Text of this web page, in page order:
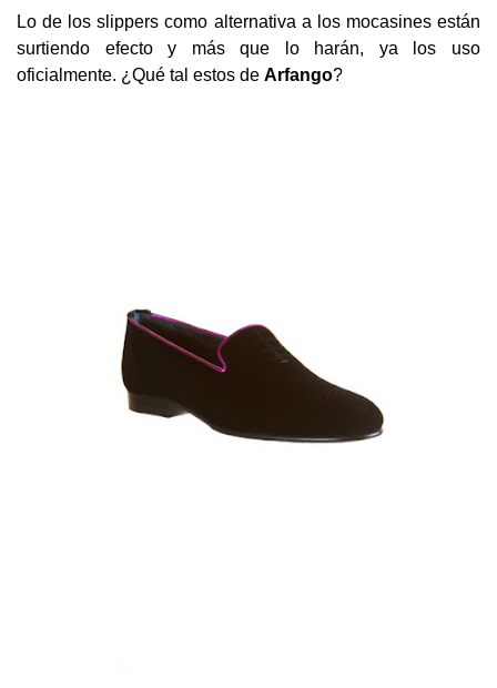
Lo de los slippers como alternativa a los mocasines están
surtiendo efecto y más que lo harán, ya los uso
oficialmente. ¿Qué tal estos de Arfango?